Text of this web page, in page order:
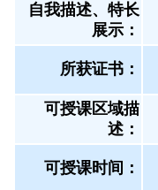
自我描述、特长
展示 ：
所获证书 ：
可授课区域描
述：
可授课时间：